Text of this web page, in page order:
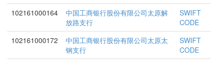
102161000164
中国工商银行股份有限公司太原解
放路支行
SWIFT
CODE
102161000172
中国工商银行股份有限公司太原太
钢支行
SWIFT
CODE